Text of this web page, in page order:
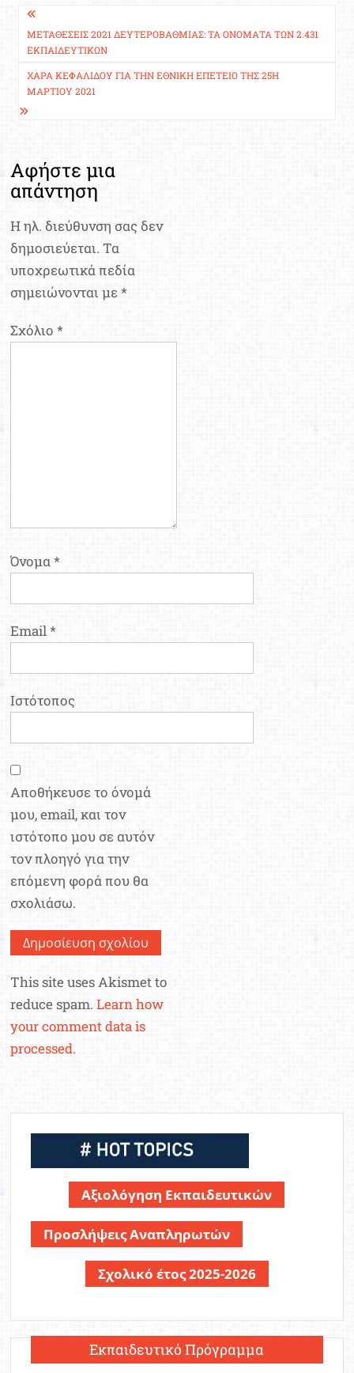
Πλοήγηση
άρθρων
ΜΕΤΑΘΈΣΕΙΣ 2021 ΔΕΥΤΕΡΟΒΆΘΜΙΑΣ: ΤΑ ΟΝΌΜΑΤΑ ΤΩΝ 2.431
ΕΚΠΑΙΔΕΥΤΙΚΏΝ
ΧΑΡΆ ΚΕΦΑΛΊΔΟΥ ΓΙΑ ΤΗΝ ΕΘΝΙΚΉ ΕΠΈΤΕΙΟ ΤΗΣ 25Η
ΜΑΡΤΊΟΥ 2021
Αφήστε μια
απάντηση
Η ηλ. διεύθυνση σας δεν
δημοσιεύεται. Τα
υποχρεωτικά πεδία
σημειώνονται με*
Σχόλιο*
Όνομα*
Email*
Ιστότοπος
Αποθήκευσε το όνομά
μου, email, και τον
ιστότοπο μου σε αυτόν
τον πλοηγό για την
επόμενη φορά που θα
σχολιάσω.
This site uses Akismet to
reduce spam.Learn how
your comment data is
processed.
Αξιολόγηση Εκπαιδευτικών
Προσλήψεις Αναπληρωτών
Σχολικό έτος 2025-2026
Εκπαιδευτικό Πρόγραμμα